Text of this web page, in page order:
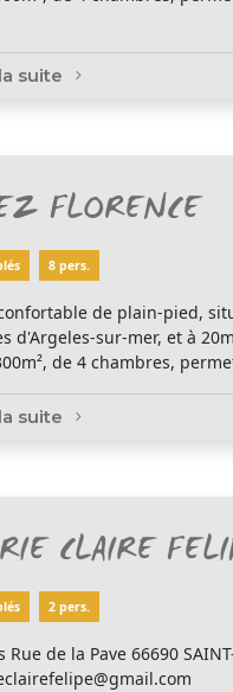
suite
FLORENCE
8 pers.
de plain-pied,
d'Argeles-sur-mer, et à
de 4 chambres,
suite
CLAIRE
2 pers.
Rue de la Pave 66690